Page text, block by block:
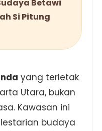
Betawi
Si Pitung
yang terletak
Utara, bukan
Kawasan ini
budaya